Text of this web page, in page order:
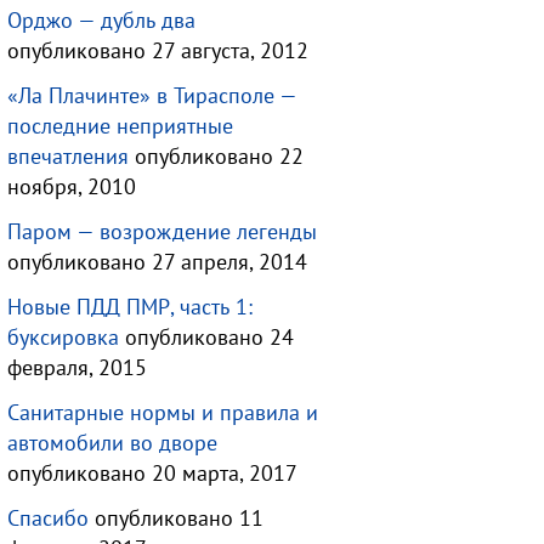
Орджо — дубль два
опубликовано 27 августа, 2012
«Ла Плачинте» в Тирасполе —
последние неприятные
впечатления опубликовано 22
ноября, 2010
Паром — возрождение легенды
опубликовано 27 апреля, 2014
Новые ПДД ПМР, часть 1:
буксировка опубликовано 24
февраля, 2015
Санитарные нормы и правила и
автомобили во дворе
опубликовано 20 марта, 2017
Спасибо опубликовано 11